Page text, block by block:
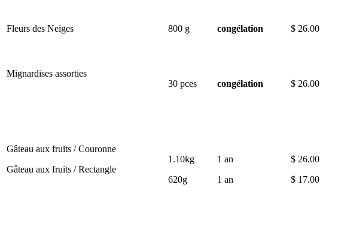
Fleurs des Neiges 800 g congélation $ 26.00
Mignardises assorties
30 pces
congélation $ 26.00
Gâteau aux fruits / Couronne
Gâteau aux fruits / Rectangle
1.10kg
620g
1 an
1 an
$ 26.00
$ 17.00